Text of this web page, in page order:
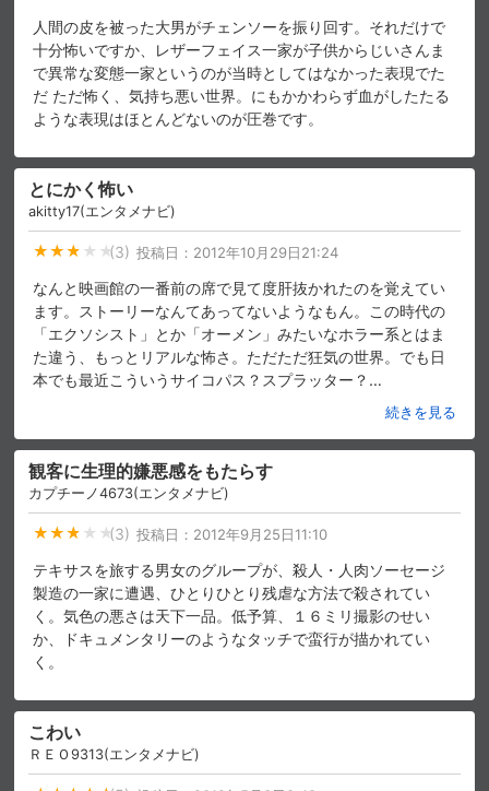
人間の皮を被った大男がチェンソーを振り回す。それだけで
十分怖いですか、レザーフェイス一家が子供からじいさんま
で異常な変態一家というのが当時としてはなかった表現でた
だ ただ怖く、気持ち悪い世界。にもかかわらず血がしたたる
ような表現はほとんどないのが圧巻です。
とにかく怖い
akitty17(エンタメナビ)
(3) 投稿日： 2012年10月29日21:24
なんと映画館の一番前の席で見て度肝抜かれたのを覚えてい
ます。ストーリーなんてあってないようなもん。この時代の
「エクソシスト」とか「オーメン」みたいなホラー系とはま
た違う、もっとリアルな怖さ。ただただ狂気の世界。でも日
本でも最近こういうサイコパス？スプラッター？ …
続きを見る
観客に生理的嫌悪感をもたらす
カプチーノ4673(エンタメナビ)
(3) 投稿日： 2012年9月25日11:10
テキサスを旅する男女のグループが、殺人・人肉ソーセージ
製造の一家に遭遇、ひとりひとり残虐な方法で殺されてい
く。気色の悪さは天下一品。低予算、１６ミリ撮影のせい
か、ドキュメンタリーのようなタッチで蛮行が描かれてい
く。
こわい
ＲＥＯ9313(エンタメナビ)